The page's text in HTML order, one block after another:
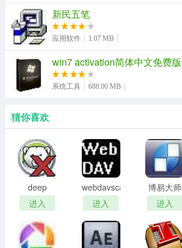
新民五笔
应用软件 1.07 MB
win7 activation简体中文免费版
系统工具 688.00 MB
猜你喜欢
deep
freeze
password
remover(冰
点还原密
进入
webdavscan
客户端
(web漏洞
扫描软件)
进入
博易大师
资管版
进入